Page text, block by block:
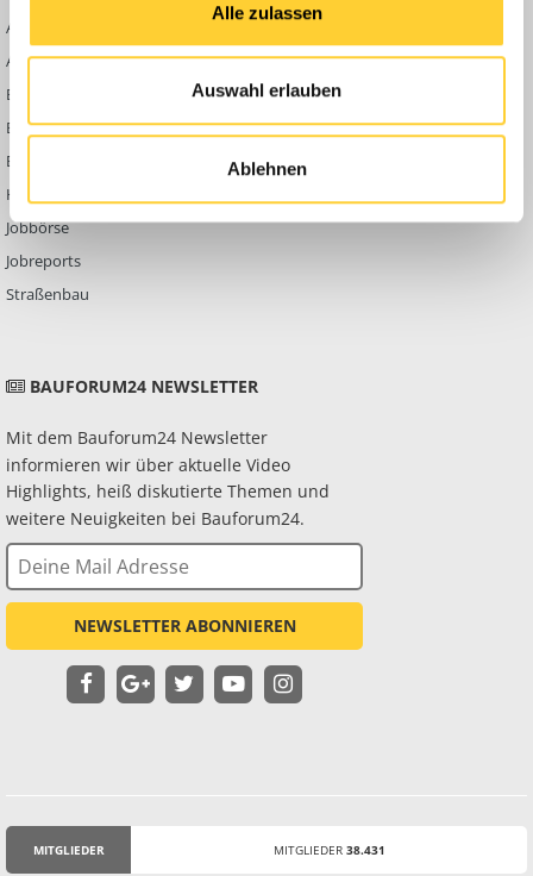
Alle zulassen
Auswahl erlauben
Ablehnen
Abbruch
Ausbildung & Beruf
Bau Allgemein
Baumaschinen
Berg- & Tagebau
Hoch- & Tiefbau
Jobbörse
Jobreports
Straßenbau
Werben auf
Bauforum24
Kontakt
Impressum
BAUFORUM24 NEWSLETTER
Mit dem Bauforum24 Newsletter
informieren wir über aktuelle Video
Highlights, heiß diskutierte Themen und
weitere Neuigkeiten bei Bauforum24.
NEWSLETTER ABONNIEREN
MITGLIEDER MITGLIEDER 38.431